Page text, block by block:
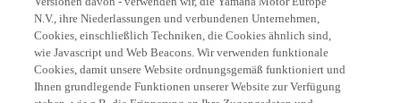
N.V., ihre Niederlassungen und verbundenen Unternehmen,
Cookies, einschließlich Techniken, die Cookies ähnlich sind,
wie Javascript und Web Beacons. Wir verwenden funktionale
Cookies, damit unsere Website ordnungsgemäß funktioniert und
Ihnen grundlegende Funktionen unserer Website zur Verfügung
stehen, wie z.B. die Erinnerung an Ihre Zugangsdaten und